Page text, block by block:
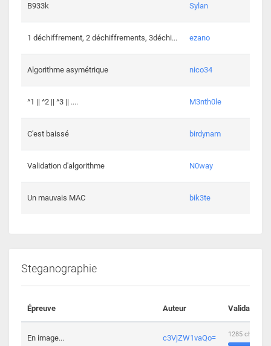
B933k Sylan
1 déchiffrement, 2 déchiffrements, 3déchi... ezano
Algorithme asymétrique nico34
^1 || ^2 || ^3 || .... M3nth0le
C'est baissé birdynam
Validation d'algorithme N0way
Un mauvais MAC bik3te
Steganographie
Épreuve Auteur Validations
En image... c3VjZW1vaQo= 1285